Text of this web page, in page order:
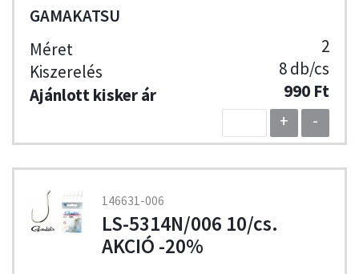
GAMAKATSU
2
8 db/cs
990 Ft
+
-
146631-006
LS-5314N/006 10/cs.
AKCIÓ -20%